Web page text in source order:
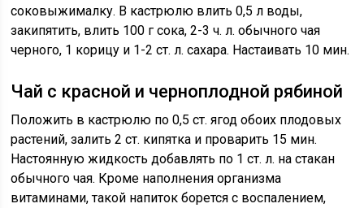
соковыжималку. В кастрюлю влить 0,5 л воды,
закипятить, влить 100 г сока, 2-3 ч. л. обычного чая
черного, 1 корицу и 1-2 ст. л. сахара. Настаивать 10 мин.
Чай с красной и черноплодной рябиной
Положить в кастрюлю по 0,5 ст. ягод обоих плодовых
растений, залить 2 ст. кипятка и проварить 15 мин.
Настоянную жидкость добавлять по 1 ст. л. на стакан
обычного чая. Кроме наполнения организма
витаминами, такой напиток борется с воспалением,